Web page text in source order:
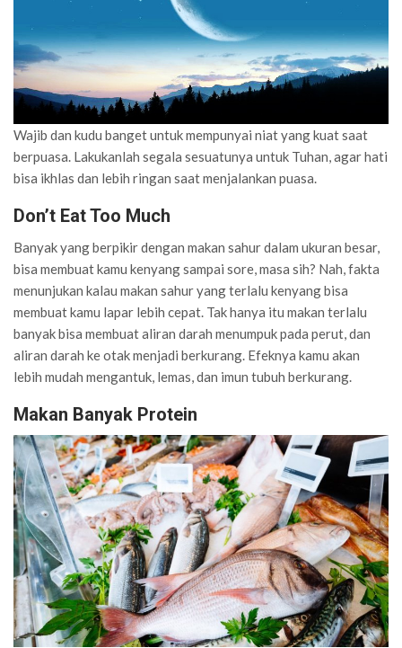
Wajib dan kudu banget untuk mempunyai niat yang kuat saat
berpuasa. Lakukanlah segala sesuatunya untuk Tuhan, agar hati
bisa ikhlas dan lebih ringan saat menjalankan puasa.
Don’t Eat Too Much
Banyak yang berpikir dengan makan sahur dalam ukuran besar,
bisa membuat kamu kenyang sampai sore, masa sih? Nah, fakta
menunjukan kalau makan sahur yang terlalu kenyang bisa
membuat kamu lapar lebih cepat. Tak hanya itu makan terlalu
banyak bisa membuat aliran darah menumpuk pada perut, dan
aliran darah ke otak menjadi berkurang. Efeknya kamu akan
lebih mudah mengantuk, lemas, dan imun tubuh berkurang.
Makan Banyak Protein